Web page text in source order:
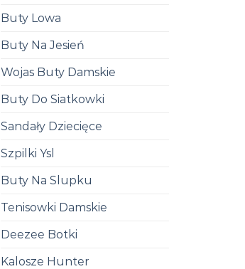
Buty Lowa
Buty Na Jesień
Wojas Buty Damskie
Buty Do Siatkowki
Sandały Dziecięce
Szpilki Ysl
Buty Na Slupku
Tenisowki Damskie
Deezee Botki
Kalosze Hunter